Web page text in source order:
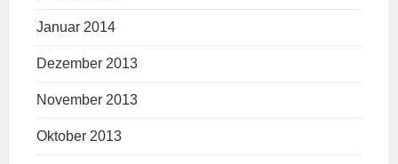
Januar 2014
Dezember 2013
November 2013
Oktober 2013